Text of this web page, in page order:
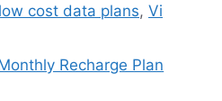
low cost data plans, Vi
Recharge Plan